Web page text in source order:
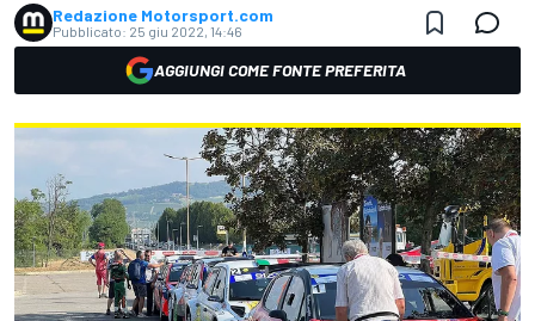
Redazione Motorsport.com
Pubblicato: 25 giu 2022, 14:46
AGGIUNGI COME FONTE PREFERITA